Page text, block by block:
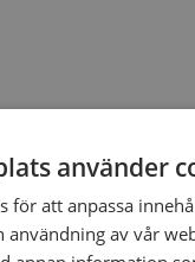
använder
för att anpassa
av vår